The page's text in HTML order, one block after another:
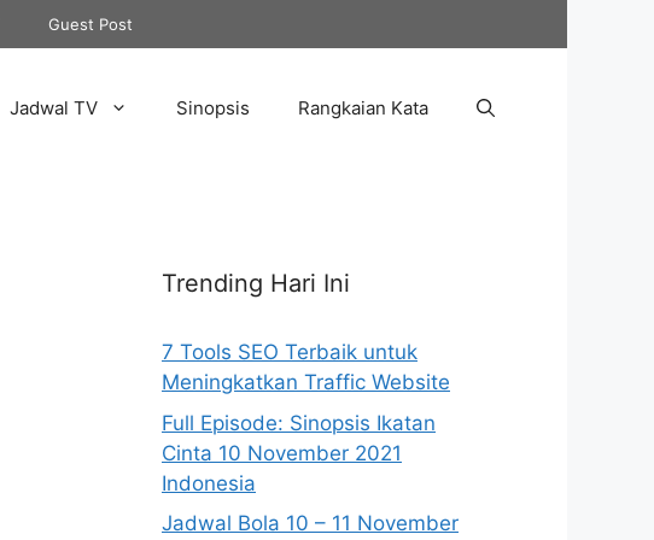
Guest Post
Jadwal TV Sinopsis Rangkaian Kata
Trending Hari Ini
7 Tools SEO Terbaik untuk
Meningkatkan Traffic Website
Full Episode: Sinopsis Ikatan
Cinta 10 November 2021
Indonesia
Jadwal Bola 10 – 11 November